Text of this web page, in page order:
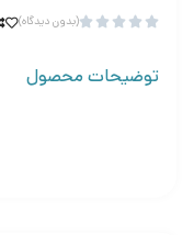




(بدون دیدگاه)
توضیحات محصول